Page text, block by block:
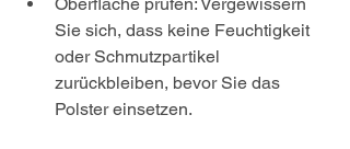
Sie sich, dass keine Feuchtigkeit
oder Schmutzpartikel
zurückbleiben, bevor Sie das
Polster einsetzen.